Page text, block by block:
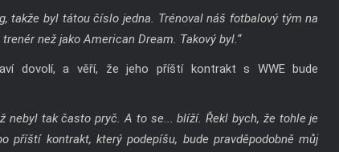
takže byl tátou číslo jedna. Trénoval náš fotbalový tým na
než jako American Dream. Takový byl.“
dovolí, a věří, že jeho příští kontrakt s WWE bude
nebyl tak často pryč. A to se... blíží. Řekl bych, že tohle je
příští kontrakt, který podepíšu, bude pravděpodobně můj